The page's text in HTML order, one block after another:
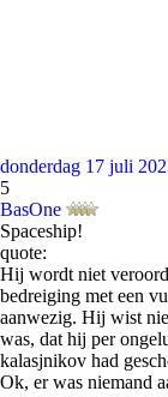
donderdag 17 juli
5
BasOne
Spaceship!
quote:
Hij wordt niet
bedreiging met een
aanwezig. Hij wist
was, dat hij per
kalasjnikov had
Ok, er was niemand